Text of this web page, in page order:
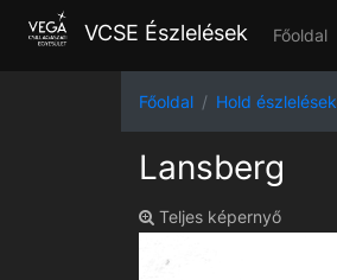
VCSE Észlelések Főoldal
Főoldal Hold észlelések
Lansberg
Teljes képernyő